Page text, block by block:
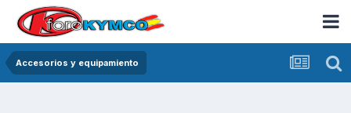
Accesorios y equipamiento